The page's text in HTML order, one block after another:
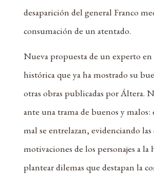
desaparición del general Franco
consumación de un atentado.
Nueva propuesta de un experto en
histórica que ya ha mostrado su
otras obras publicadas por Áltera.
ante una trama de buenos y
mal se entrelazan, evidenciando las
motivaciones de los personajes a la
plantear dilemas que destapan la